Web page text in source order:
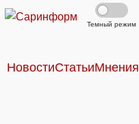
Темный режим
НовостиСтатьиМнения